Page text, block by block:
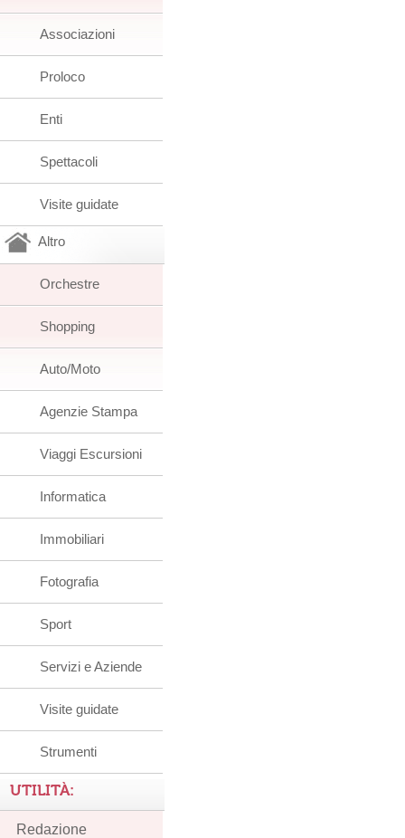
Associazioni
Proloco
Enti
Spettacoli
Visite guidate
Altro
Orchestre
Shopping
Auto/Moto
Agenzie Stampa
Viaggi Escursioni
Informatica
Immobiliari
Fotografia
Sport
Servizi e Aziende
Visite guidate
Strumenti
UTILITÀ:
Redazione